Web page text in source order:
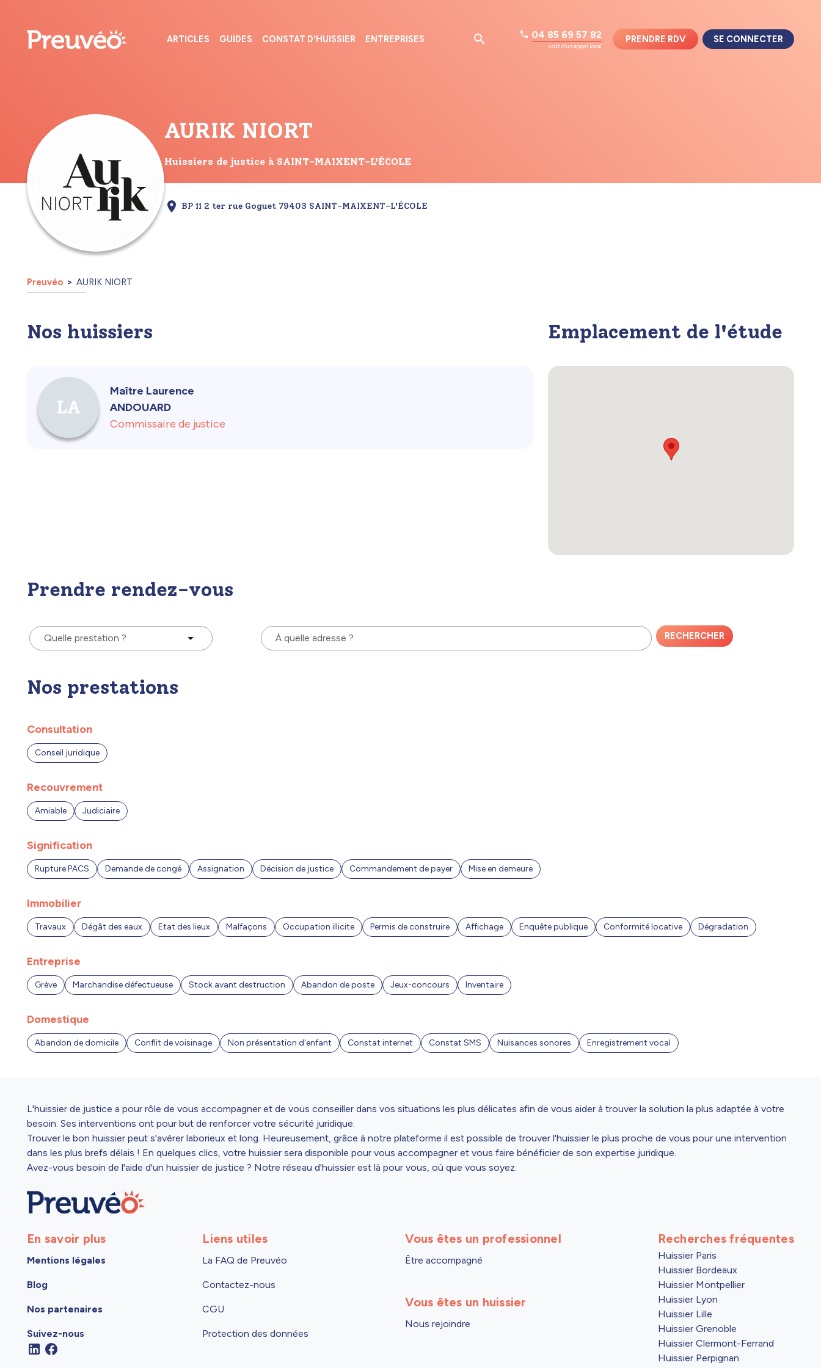
ARTICLES GUIDES CONSTAT D'HUISSIER ENTREPRISES 04 85 69 57 82
coût d'un appel local
PRENDRE RDV SE CONNECTER
AURIK NIORT
Huissiers de justice à SAINT-MAIXENT-L'ÉCOLE
BP 11 2 ter rue Goguet 79403 SAINT-MAIXENT-L'ÉCOLE
Preuvéo AURIK NIORT
Nos huissiers
LA
Maître Laurence
ANDOUARD
Commissaire de justice
Emplacement de l'étude
Prendre rendez-vous
Quelle prestation ? À quelle adresse ? RECHERCHER
Nos prestations
Consultation
Conseil juridique
Recouvrement
Amiable Judiciaire
Signification
Rupture PACS Demande de congé Assignation Décision de justice Commandement de payer Mise en demeure
Immobilier
Travaux Dégât des eaux Etat des lieux Malfaçons Occupation illicite Permis de construire Affichage Enquête publique Conformité locative Dégradation
Entreprise
Grève Marchandise défectueuse Stock avant destruction Abandon de poste Jeux-concours Inventaire
Domestique
Abandon de domicile Conflit de voisinage Non présentation d'enfant Constat internet Constat SMS Nuisances sonores Enregistrement vocal
L'huissier de justice a pour rôle de vous accompagner et de vous conseiller dans vos situations les plus délicates afin de vous aider à trouver la solution la plus adaptée à votre
besoin. Ses interventions ont pour but de renforcer votre sécurité juridique.
Trouver le bon huissier peut s'avérer laborieux et long. Heureusement, grâce à notre plateforme il est possible de trouver l'huissier le plus proche de vous pour une intervention
dans les plus brefs délais ! En quelques clics, votre huissier sera disponible pour vous accompagner et vous faire bénéficier de son expertise juridique.
Avez-vous besoin de l'aide d'un huissier de justice ? Notre réseau d'huissier est là pour vous, où que vous soyez.
En savoir plus
Mentions légales
Blog
Nos partenaires
Suivez-nous
Liens utiles
La FAQ de Preuvéo
Contactez-nous
CGU
Protection des données
Vous êtes un professionnel
Être accompagné
Vous êtes un huissier
Nous rejoindre
Recherches fréquentes
Huissier Paris
Huissier Bordeaux
Huissier Montpellier
Huissier Lyon
Huissier Lille
Huissier Grenoble
Huissier Clermont-Ferrand
Huissier Perpignan